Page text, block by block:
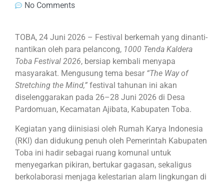
No Comments
TOBA, 24 Juni 2026 – Festival berkemah yang dinanti-
nantikan oleh para pelancong, 1000 Tenda Kaldera
Toba Festival 2026, bersiap kembali menyapa
masyarakat. Mengusung tema besar “The Way of
Stretching the Mind,” festival tahunan ini akan
diselenggarakan pada 26–28 Juni 2026 di Desa
Pardomuan, Kecamatan Ajibata, Kabupaten Toba.
Kegiatan yang diinisiasi oleh Rumah Karya Indonesia
(RKI) dan didukung penuh oleh Pemerintah Kabupaten
Toba ini hadir sebagai ruang komunal untuk
menyegarkan pikiran, bertukar gagasan, sekaligus
berkolaborasi menjaga kelestarian alam lingkungan di